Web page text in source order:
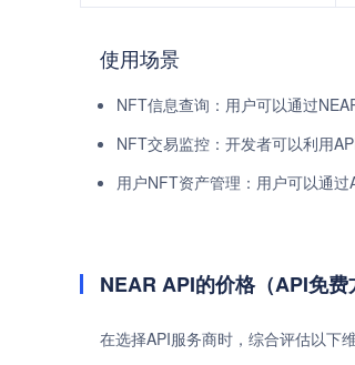
使用场景
NFT信息查询：用户可以通过
NFT交易监控：开发者可以利用
用户NFT资产管理：用户可以通
NEAR API的价格（API免费
在选择API服务商时，综合评估以下